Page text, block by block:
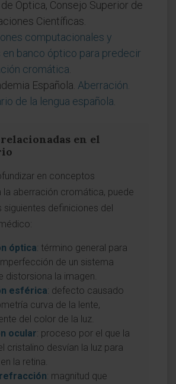
Óptica, Consejo Superior de
Científicas.
computacionales y
en banco óptico para predecir
cromática
Española. Aberración.
de la lengua española
en el
en conceptos
aberración cromática, puede
siguientes definiciones del
óptica: término general para
de un sistema
distorsiona la imagen.
esférica: defecto causado
curva de la lente,
del color de la luz.
ocular: proceso por el que la
cristalino desvían la luz para
la retina.
: magnitud que